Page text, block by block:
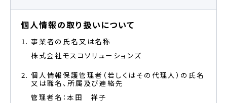
個人情報の取り扱いについて
事業者の氏名又は名称
株式会社モスコソリューションズ
個人情報保護管理者（若しくはその代理人）の氏名
又は職名、所属及び連絡先
管理者名：本田 祥子